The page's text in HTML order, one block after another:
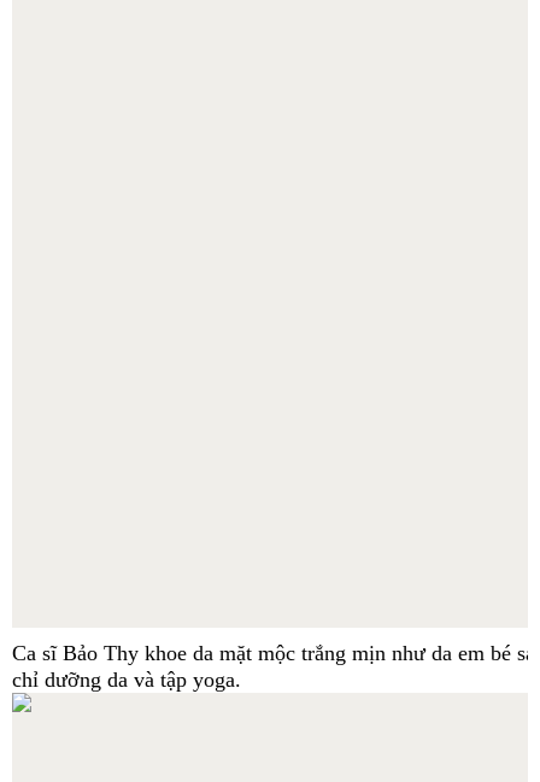
Ca sĩ Bảo Thy khoe da mặt mộc trắng mịn như da em bé
chỉ dưỡng da và tập yoga.